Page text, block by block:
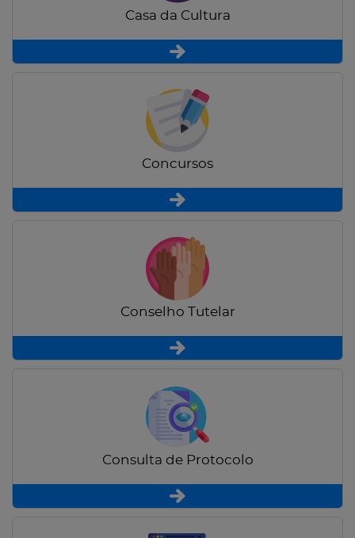
Casa da Cultura
Concursos
Conselho Tutelar
Consulta de Protocolo